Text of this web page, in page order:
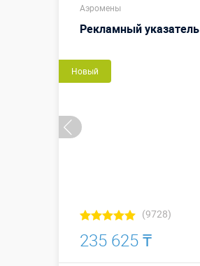
Больше деталей →
Аэромены
Рекламный указатель
Новый
(9728)
235 625 ₸